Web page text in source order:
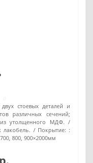
стоевых деталей и
различных сечений;
утолщенного МДФ.
лакобель.
Покрытие: :
800, 900×2000мм